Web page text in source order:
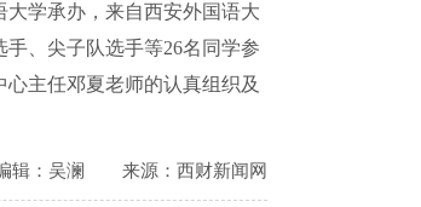
学承办，来自西安外国语大
手、尖子队选手等26名同学参
主任邓夏老师的认真组织及
辑：吴澜 来源：西财新闻网